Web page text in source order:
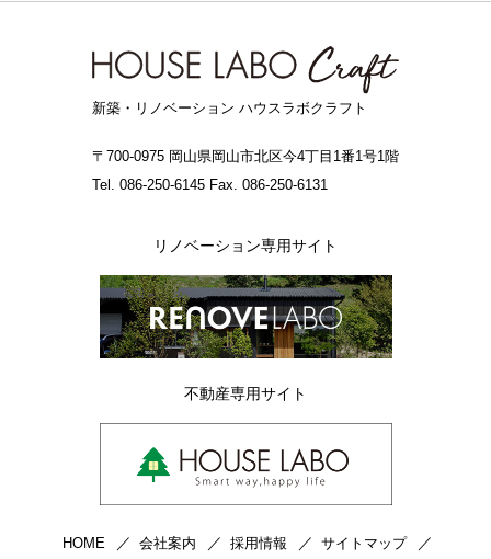
新築・リノベーション ハウスラボクラフト
〒700-0975 岡山県岡山市北区今4丁目1番1号1階
Tel. 086-250-6145 Fax. 086-250-6131
リノベーション専用サイト
不動産専用サイト
HOME 会社案内 採用情報 サイトマップ